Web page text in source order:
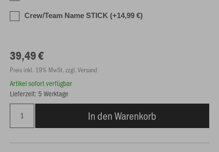
Crew/Team Name STICK (+14,99 €)
39,49 €
Preis inkl. 19% MwSt. zzgl. Versand
Artikel sofort verfügbar
Lieferzeit: 5 Werktage
In den Warenkorb